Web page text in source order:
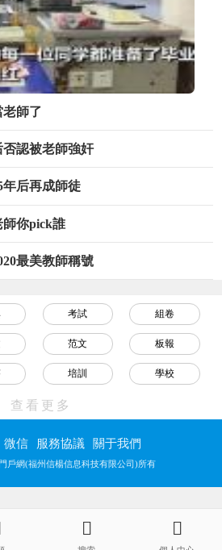
網的老師你pick誰
師了
否認被老師強奸
年后再成師徒
師你pick誰
最美教師稱號
考試 組卷
范文 板報
培訓 學校
政治 幼兒
高考 自考
查看更多
微信 服務協議 關于我們
戶網(福州信楊信息科技有限公司)所有